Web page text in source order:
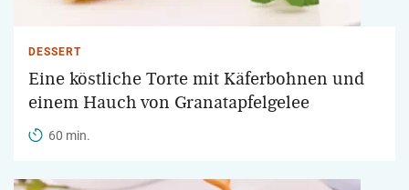
DESSERT
Eine köstliche Torte mit Käferbohnen und
einem Hauch von Granatapfelgelee
60 min.